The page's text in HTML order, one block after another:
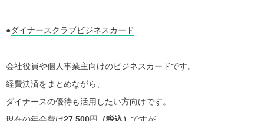
●ダイナースクラブビジネスカード
会社役員や個人事業主向けのビジネスカードです。
経費決済をまとめながら、
ダイナースの優待も活用したい方向けです。
現在の年会費は27,500円（税込） ですが、